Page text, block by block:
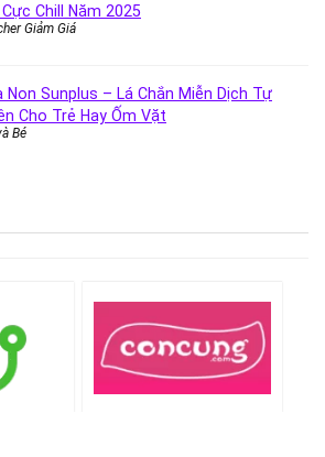
Chill Năm 2025
Giảm Giá
Non Sunplus – Lá Chắn Miễn Dịch Tự
Cho Trẻ Hay Ốm Vặt
Bé